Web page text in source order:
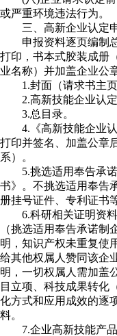
或严重环境违法行为。
三、高新企业认定申
申报资料逐页编制总
打印，书本式胶装成册
业名称）并加盖企业公
1.封面（请求书主页
2.高新技能企业认定
3.总目录。
4.《高新技能企业认
打印并签名、加盖公章
系）。
5.挑选适用奉告承诺
书》。不挑选适用奉告
册挂号证件、专利证书
6.科研相关证明资料
（挑选适用奉告承诺
明，知识产权未重复使
给其他权属人赞同该企
明，一切权属人需加盖
目立项、科技成果转化
化方式和应用成效的逐
料。
7.企业高新技能产品